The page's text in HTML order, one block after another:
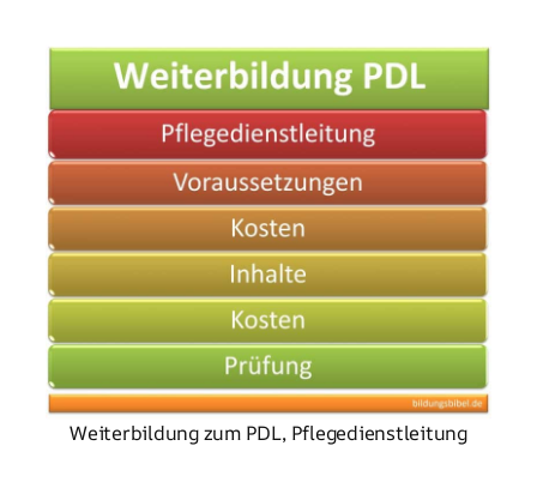
Weiterbildung zum PDL, Pflegedienstleitung